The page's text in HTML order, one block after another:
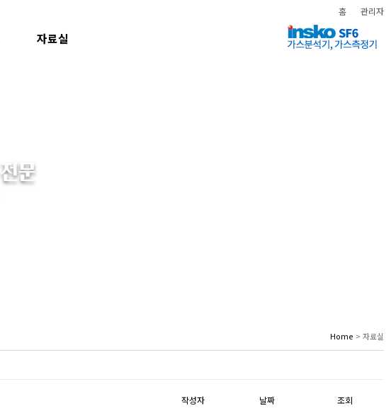
관리자
홈
자료실
문
Home > 자료실
작성자 날짜 조회